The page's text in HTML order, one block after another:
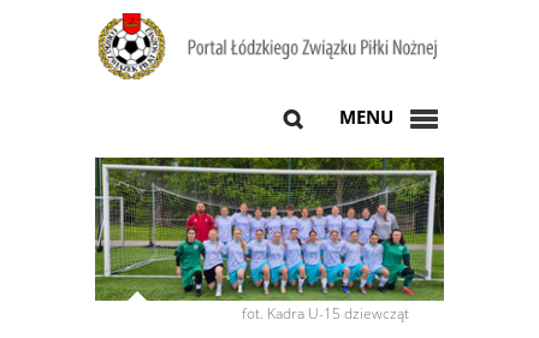
MENU
fot. Kadra U-15 dziewcząt